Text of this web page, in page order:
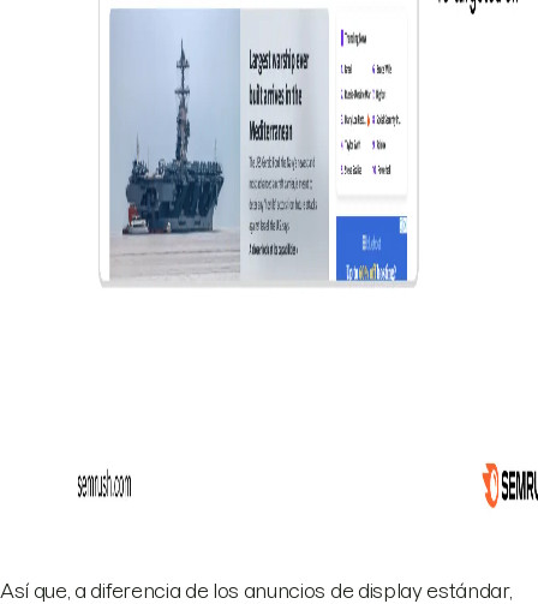
Así que, a diferencia de los anuncios de display estándar,